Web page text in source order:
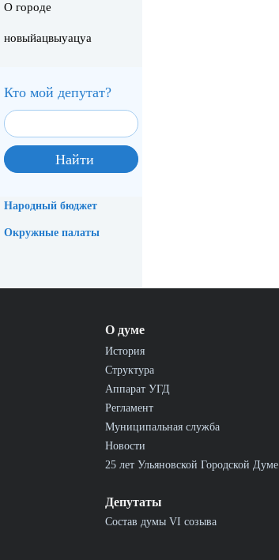
О городе
новыйацвыуацуа
Кто мой депутат?
Народный бюджет
Окружные палаты
О думе
История
Структура
Аппарат УГД
Регламент
Муниципальная служба
Новости
25 лет Ульяновской Городской Думе
Депутаты
Состав думы VI созыва